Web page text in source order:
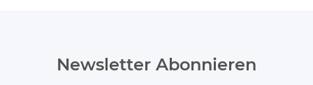
Newsletter Abonnieren